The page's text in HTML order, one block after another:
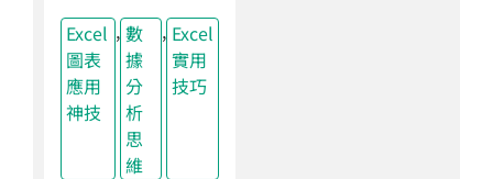
Excel
圖表
應用
神技
, 數
據
分
析
思
維
, Excel
實用
技巧